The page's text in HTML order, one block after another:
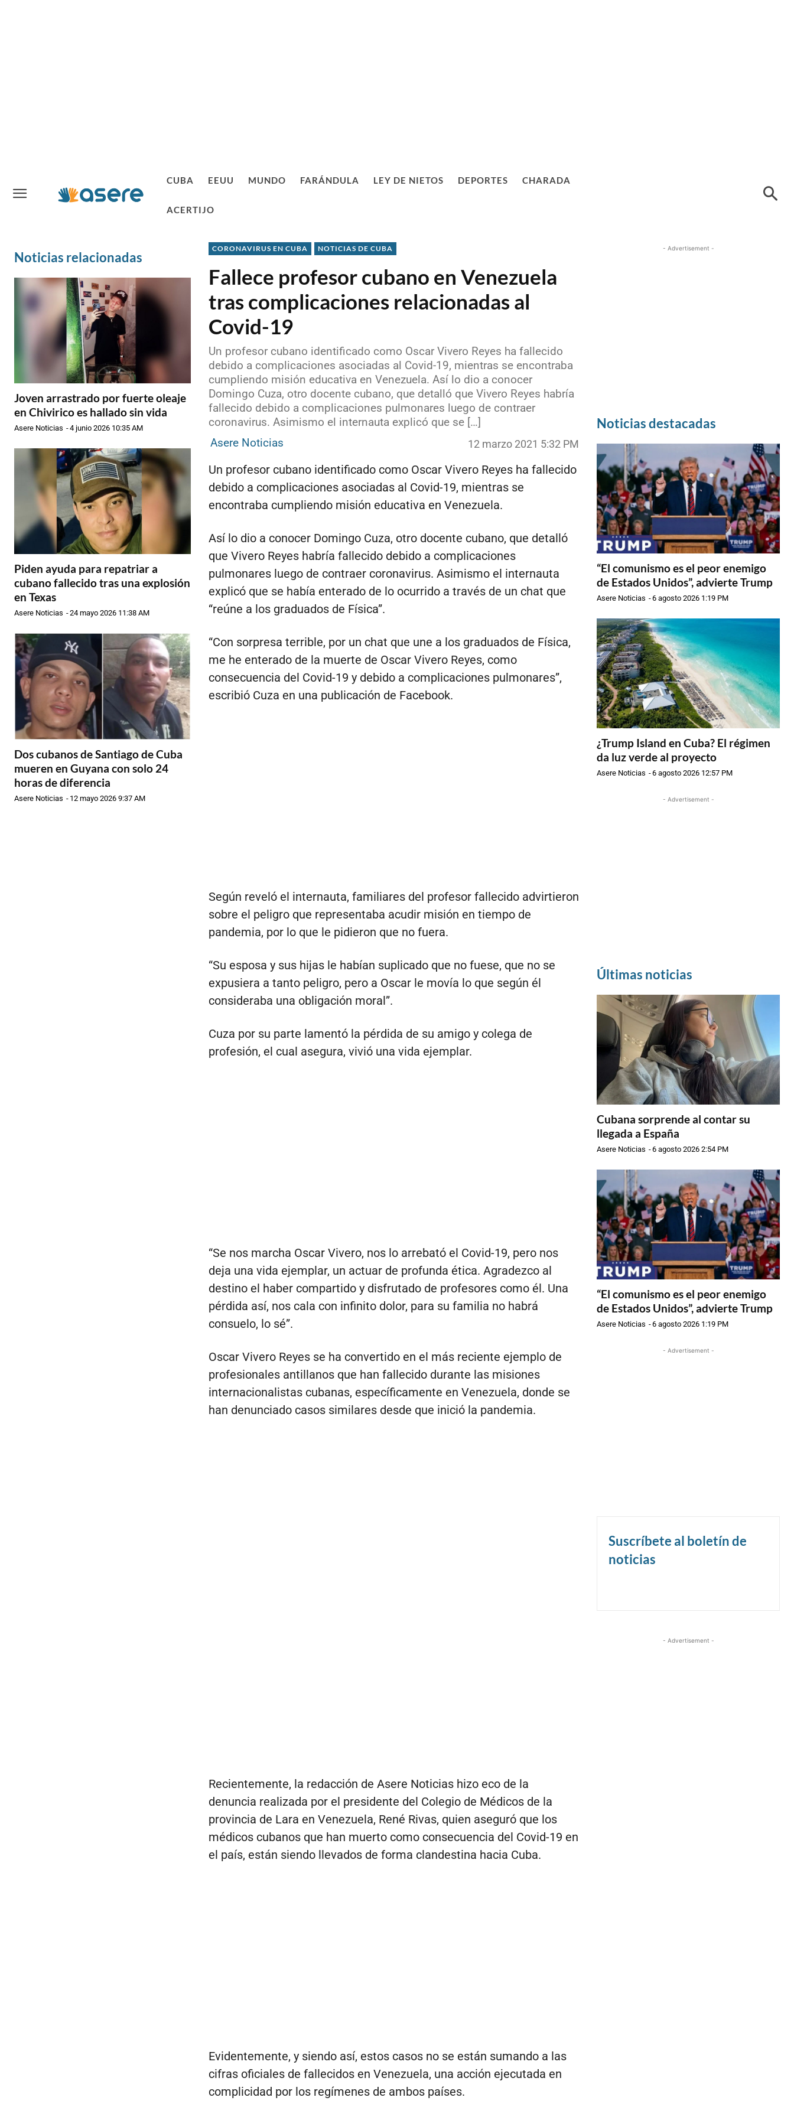
CUBA EEUU MUNDO FARÁNDULA LEY DE NIETOS DEPORTES CHARADA
ACERTIJO
Noticias relacionadas
Joven arrastrado por fuerte oleaje
en Chivirico es hallado sin vida
Asere Noticias -4 junio 2026 10:35 AM
Piden ayuda para repatriar a
cubano fallecido tras una explosión
en Texas
Asere Noticias -24 mayo 2026 11:38 AM
Dos cubanos de Santiago de Cuba
mueren en Guyana con solo 24
horas de diferencia
Asere Noticias - 12 mayo 2026 9:37 AM
CORONAVIRUS EN CUBA NOTICIAS DE CUBA
Fallece profesor cubano en Venezuela
tras complicaciones relacionadas al
Covid-19
Un profesor cubano identificado como Oscar Vivero Reyes ha fallecido
debido a complicaciones asociadas al Covid-19, mientras se encontraba
cumpliendo misión educativa en Venezuela. Así lo dio a conocer
Domingo Cuza, otro docente cubano, que detalló que Vivero Reyes habría
fallecido debido a complicaciones pulmonares luego de contraer
coronavirus. Asimismo el internauta explicó que se […]
Asere Noticias
12 marzo 2021 5:32 PM
Un profesor cubano identificado como Oscar Vivero Reyes ha fallecido
debido a complicaciones asociadas al Covid-19, mientras se
encontraba cumpliendo misión educativa en Venezuela.
Así lo dio a conocer Domingo Cuza, otro docente cubano, que detalló
que Vivero Reyes habría fallecido debido a complicaciones
pulmonares luego de contraer coronavirus. Asimismo el internauta
explicó que se había enterado de lo ocurrido a través de un chat que
“reúne a los graduados de Física”.
“Con sorpresa terrible, por un chat que une a los graduados de Física,
me he enterado de la muerte de Oscar Vivero Reyes, como
consecuencia del Covid-19 y debido a complicaciones pulmonares”,
escribió Cuza en una publicación de Facebook.
Según reveló el internauta, familiares del profesor fallecido advirtieron
sobre el peligro que representaba acudir misión en tiempo de
pandemia, por lo que le pidieron que no fuera.
“Su esposa y sus hijas le habían suplicado que no fuese, que no se
expusiera a tanto peligro, pero a Oscar le movía lo que según él
consideraba una obligación moral”.
Cuza por su parte lamentó la pérdida de su amigo y colega de
profesión, el cual asegura, vivió una vida ejemplar.
“Se nos marcha Oscar Vivero, nos lo arrebató el Covid-19, pero nos
deja una vida ejemplar, un actuar de profunda ética. Agradezco al
destino el haber compartido y disfrutado de profesores como él. Una
pérdida así, nos cala con infinito dolor, para su familia no habrá
consuelo, lo sé”.
Oscar Vivero Reyes se ha convertido en el más reciente ejemplo de
profesionales antillanos que han fallecido durante las misiones
internacionalistas cubanas, específicamente en Venezuela, donde se
han denunciado casos similares desde que inició la pandemia.
Recientemente, la redacción de Asere Noticias hizo eco de la
denuncia realizada por el presidente del Colegio de Médicos de la
provincia de Lara en Venezuela, René Rivas, quien aseguró que los
médicos cubanos que han muerto como consecuencia del Covid-19 en
el país, están siendo llevados de forma clandestina hacia Cuba.
Evidentemente, y siendo así, estos casos no se están sumando a las
cifras oficiales de fallecidos en Venezuela, una acción ejecutada en
complicidad por los regímenes de ambos países.
- Advertisement -
Noticias destacadas
“El comunismo es el peor enemigo
de Estados Unidos”, advierte Trump
Asere Noticias -6 agosto 2026 1:19 PM
¿Trump Island en Cuba? El régimen
da luz verde al proyecto
Asere Noticias -6 agosto 2026 12:57 PM
- Advertisement -
Últimas noticias
Cubana sorprende al contar su
llegada a España
Asere Noticias -6 agosto 2026 2:54 PM
“El comunismo es el peor enemigo
de Estados Unidos”, advierte Trump
Asere Noticias -6 agosto 2026 1:19 PM
- Advertisement -
Suscríbete al boletín de
noticias
- Advertisement -